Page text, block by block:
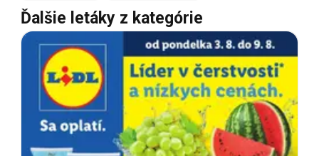
Ďalšie letáky z kategórie